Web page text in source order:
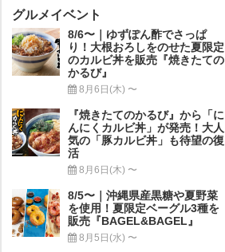
グルメイベント
8/6〜｜ゆずぽん酢でさっぱ
り！大根おろしをのせた夏限定
のカルビ丼を販売『焼きたての
かるび』
8月6日(木) 〜
『焼きたてのかるび』から「に
んにくカルビ丼」が発売！大人
気の「豚カルビ丼」も待望の復
活
8月6日(木) 〜
8/5〜｜沖縄県産黒糖や夏野菜
を使用！夏限定ベーグル3種を
販売『BAGEL&BAGEL』
8月5日(水) 〜